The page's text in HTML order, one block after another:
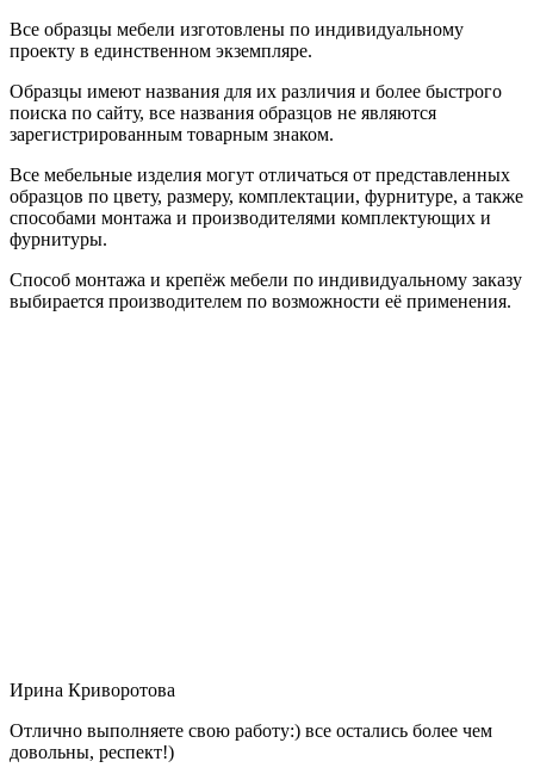
Все образцы мебели изготовлены по индивидуальному
проекту в единственном экземпляре.
Образцы имеют названия для их различия и более быстрого
поиска по сайту, все названия образцов не являются
зарегистрированным товарным знаком.
Все мебельные изделия могут отличаться от представленных
образцов по цвету, размеру, комплектации, фурнитуре, а также
способами монтажа и производителями комплектующих и
фурнитуры.
Способ монтажа и крепёж мебели по индивидуальному заказу
выбирается производителем по возможности её применения.
Ирина Криворотова
Отлично выполняете свою работу:) все остались более чем
довольны, респект!)